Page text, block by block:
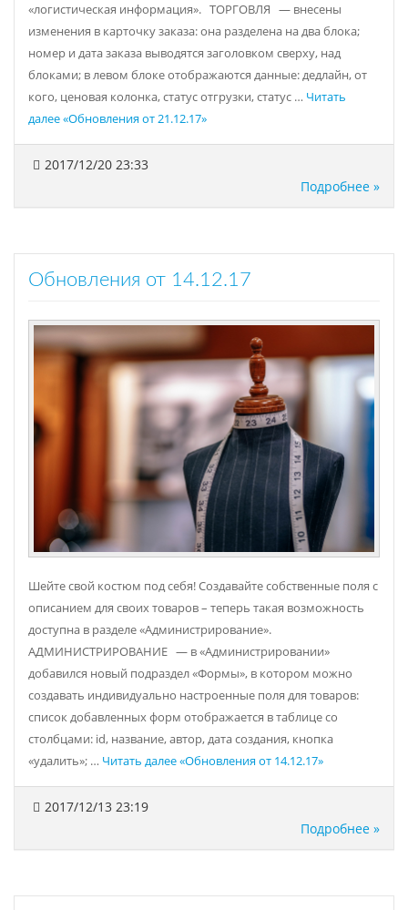
«логистическая информация». ТОРГОВЛЯ — внесены
изменения в карточку заказа: она разделена на два блока;
номер и дата заказа выводятся заголовком сверху, над
блоками; в левом блоке отображаются данные: дедлайн, от
кого, ценовая колонка, статус отгрузки, статус … Читать
далее«Обновления от 21.12.17»
2017/12/20 23:33
Подробнее »
Обновления от 14.12.17
Шейте свой костюм под себя! Создавайте собственные поля с
описанием для своих товаров – теперь такая возможность
доступна в разделе «Администрирование».
АДМИНИСТРИРОВАНИЕ — в «Администрировании»
добавился новый подраздел «Формы», в котором можно
создавать индивидуально настроенные поля для товаров:
список добавленных форм отображается в таблице со
столбцами: id, название, автор, дата создания, кнопка
«удалить»; … Читать далее«Обновления от 14.12.17»
2017/12/13 23:19
Подробнее »